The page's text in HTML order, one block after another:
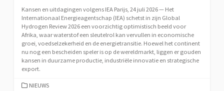
Kansen en uitdagingen volgens IEA Parijs, 24 juli 2026 — Het
Internationaal Energieagentschap (IEA) schetst in zijn Global
Hydrogen Review 2026 een voorzichtig optimistisch beeld voor
Afrika, waar waterstof een sleutelrol kan vervullen in economische
groei, voedselzekerheid en de energietransitie. Hoewel het continent
nu nog een bescheiden speler is op de wereldmarkt, liggen er gouden
kansen in duurzame productie, industriële innovatie en strategische
export.
CATEGORIEËN
NIEUWS